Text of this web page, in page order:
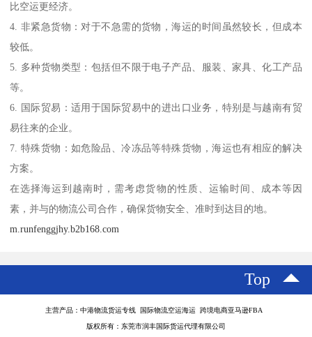
比空运更经济。
4. 非紧急货物：对于不急需的货物，海运的时间虽然较长，但成本
较低。
5. 多种货物类型：包括但不限于电子产品、服装、家具、化工产品
等。
6. 国际贸易：适用于国际贸易中的进出口业务，特别是与越南有贸
易往来的企业。
7. 特殊货物：如危险品、冷冻品等特殊货物，海运也有相应的解决
方案。
在选择海运到越南时，需考虑货物的性质、运输时间、成本等因
素，并与的物流公司合作，确保货物安全、准时到达目的地。
m.runfenggjhy.b2b168.com
Top
主营产品：中港物流货运专线 国际物流空运海运 跨境电商亚马逊FBA
版权所有：东莞市润丰国际货运代理有限公司